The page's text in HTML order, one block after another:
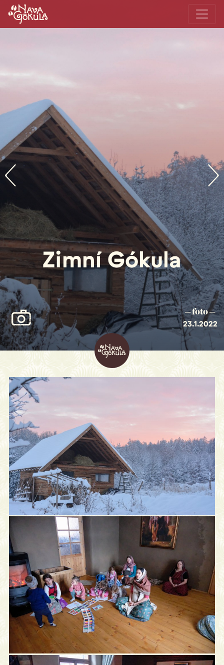
Zimní Gókula
─ foto ─
23.1.2022